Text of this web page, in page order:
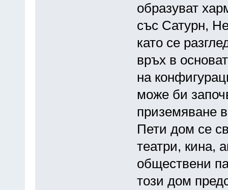
образуват
със Сатурн,
като се
връх в
на
може би
приземяване
Пети дом се
театри, кина,
обществени
този дом